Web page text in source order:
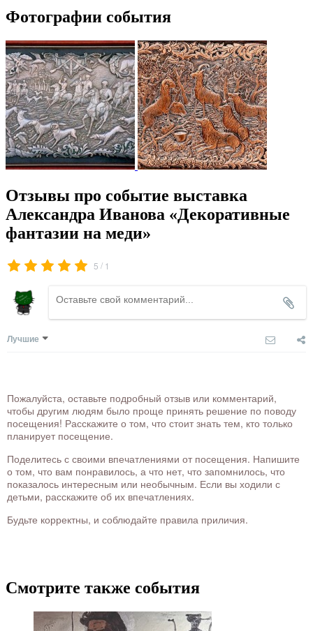
Фотографии события
Отзывы про событие выставка
Александра Иванова «Декоративные
фантазии на меди»
5 / 1
Лучшие
Пожалуйста, оставьте подробный отзыв или комментарий,
чтобы другим людям было проще принять решение по поводу
посещения! Расскажите о том, что стоит знать тем, кто только
планирует посещение.
Поделитесь с своими впечатлениями от посещения. Напишите
о том, что вам понравилось, а что нет, что запомнилось, что
показалось интересным или необычным. Если вы ходили с
детьми, расскажите об их впечатлениях.
Будьте корректны, и соблюдайте правила приличия.
Смотрите также события